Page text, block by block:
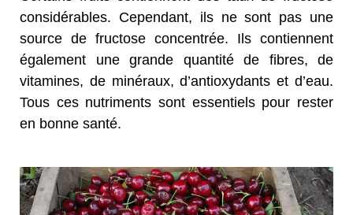
considérables. Cependant, ils ne sont pas une
source de fructose concentrée. Ils contiennent
également une grande quantité de fibres, de
vitamines, de minéraux, d’antioxydants et d’eau.
Tous ces nutriments sont essentiels pour rester
en bonne santé.